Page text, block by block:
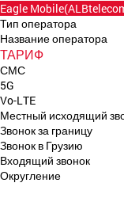
Eagle
Тип оператора
Название оператора
ТАРИФ
СМС
5G
Vo-LTE
Местный исходящий
Звонок за границу
Звонок в Грузию
Входящий звонок
Округление